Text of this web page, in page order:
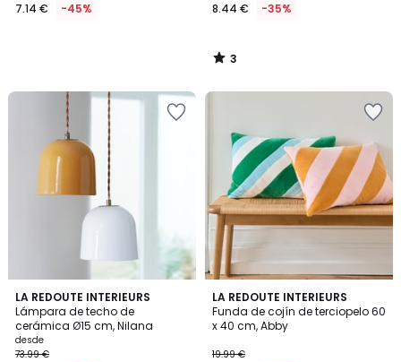
7.14 € -45% 8.44 € -35%
3
/
LA REDOUTE INTERIEURS
Lámpara de techo de
cerámica Ø15 cm, Nilana
desde
73.99 €
4,9
/ 5
5
Colores
LA REDOUTE INTERIEURS
Funda de cojín de terciopelo 60
x 40 cm, Abby
19.99 €
2,8
/ 5